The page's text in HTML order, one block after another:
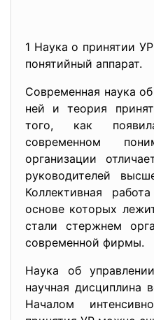
1 Наука о принятии
понятийный аппарат.
Современная наука
ней и теория
того, как
современном
организации
руководителей
Коллективная
основе которых
стали стержнем
современной фирмы.
Наука об
научная дисциплина
Началом